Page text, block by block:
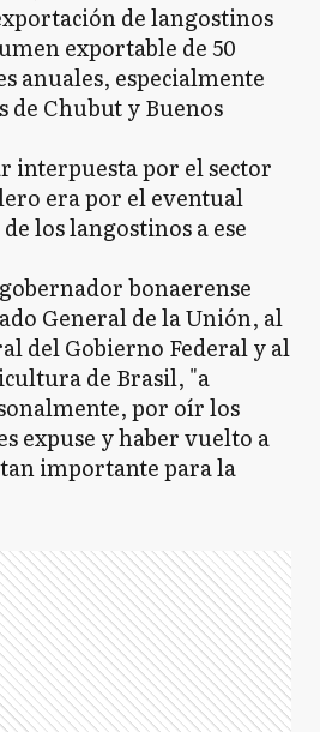
de langostinos
exportable de 50
anuales, especialmente
de Chubut y Buenos
interpuesta por el sector
era por el eventual
los langostinos a ese
bonaerense
General de la Unión, al
del Gobierno Federal y al
de Brasil, "a
por oír los
expuse y haber vuelto a
importante para la